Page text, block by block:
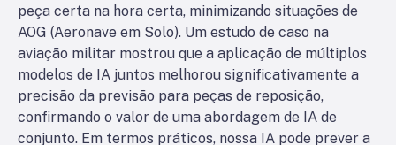
peça certa na hora certa, minimizando situações de
AOG (Aeronave em Solo). Um estudo de caso na
aviação militar mostrou que a aplicação de múltiplos
modelos de IA juntos melhorou significativamente a
precisão da previsão para peças de reposição,
confirmando o valor de uma abordagem de IA de
conjunto. Em termos práticos, nossa IA pode prever a